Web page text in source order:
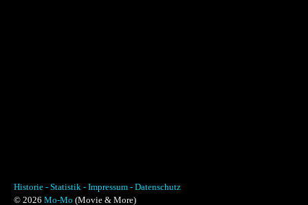
Historie - Statistik - Impressum - Datenschutz
© 2026 Mo-Mo (Movie & More)